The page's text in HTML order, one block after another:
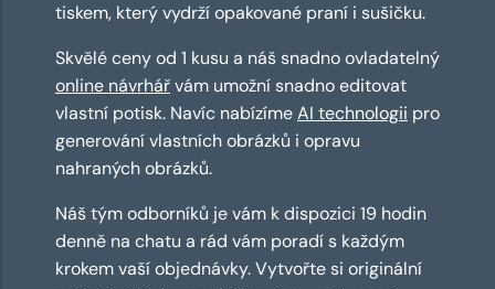
tiskem, který vydrží opakované praní i sušičku.
Skvělé ceny od 1 kusu a náš snadno ovladatelný
online návrhářvám umožní snadno editovat
vlastní potisk. Navíc nabízímeAI technologii pro
generování vlastních obrázků i opravu
nahraných obrázků.
Náš tým odborníků je vám k dispozici 19 hodin
denně na chatu a rád vám poradí s každým
krokem vaší objednávky. Vytvořte si originální